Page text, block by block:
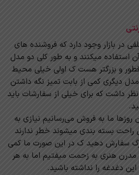
در بازار وجود دارد که فروشنده های
آن استفاده میکنند و به طور کلی دو مدل
و بزرگتر هست ک اولی خیلی محیط
دیگری کمی از بابت تمیز نگه داشتن
نظر داشت که برای خیلی از سفارشات باید
روزها ما به فروش می‌رسانیم نیازی به
راحت بسته بندی میشوند خطر ندارند
سفارش دهید ک در این صورت ما کمی
مدرن هنری به زحمت میفتیم اما به هر
دغدغه را نداشته باشید.